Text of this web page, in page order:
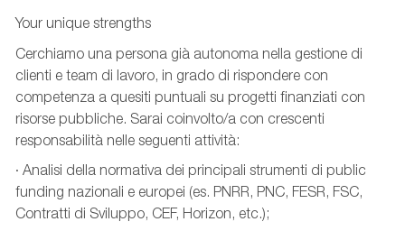
Your unique strengths
Cerchiamo una persona già autonoma nella gestione di
clienti e team di lavoro, in grado di rispondere con
competenza a quesiti puntuali su progetti finanziati con
risorse pubbliche. Sarai coinvolto/a con crescenti
responsabilità nelle seguenti attività:
· Analisi della normativa dei principali strumenti di public
funding nazionali e europei (es. PNRR, PNC, FESR, FSC,
Contratti di Sviluppo, CEF, Horizon, etc.);